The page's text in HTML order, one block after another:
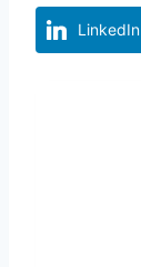
LinkedIn